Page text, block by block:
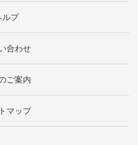
ルプ
合わせ
ご案内
マップ